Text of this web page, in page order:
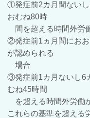
①発症前2カ月間ない
おむね80時
間を超える時間外労
②発症前1ヵ月間にお
が認められる
場合
③発症前1カ月ないし6
むね45時間
を超える時間外労働
これらの基準を超える